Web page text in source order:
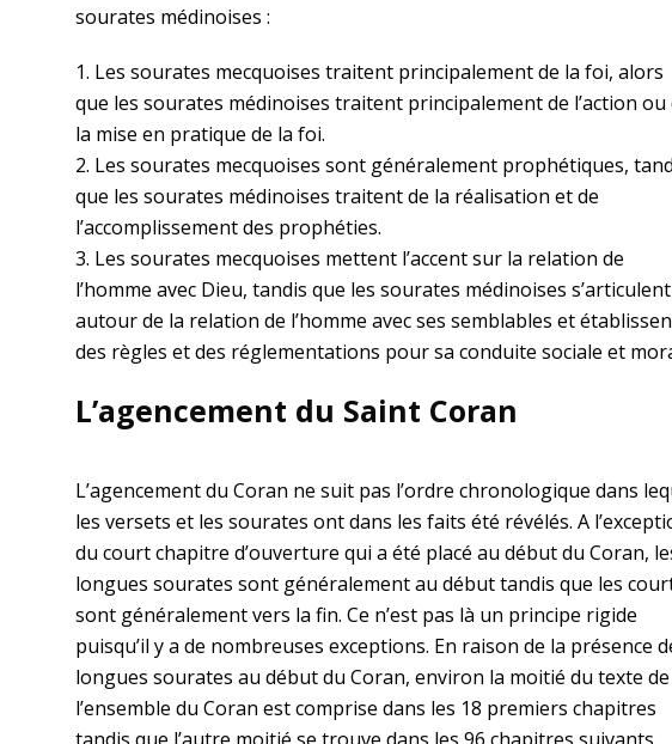
sourates médinoises :
1. Les sourates mecquoises traitent principalement de la foi, alors
que les sourates médinoises traitent principalement de l’action ou
la mise en pratique de la foi.
2. Les sourates mecquoises sont généralement prophétiques,
que les sourates médinoises traitent de la réalisation et de
l’accomplissement des prophéties.
3. Les sourates mecquoises mettent l’accent sur la relation de
l’homme avec Dieu, tandis que les sourates médinoises s’articulent
autour de la relation de l’homme avec ses semblables et
des règles et des réglementations pour sa conduite sociale et
L’agencement du Saint Coran
L’agencement du Coran ne suit pas l’ordre chronologique dans
les versets et les sourates ont dans les faits été révélés. A
du court chapitre d’ouverture qui a été placé au début du Coran,
longues sourates sont généralement au début tandis que les
sont généralement vers la fin. Ce n’est pas là un principe rigide
puisqu’il y a de nombreuses exceptions. En raison de la présence
longues sourates au début du Coran, environ la moitié du texte de
l’ensemble du Coran est comprise dans les 18 premiers chapitres